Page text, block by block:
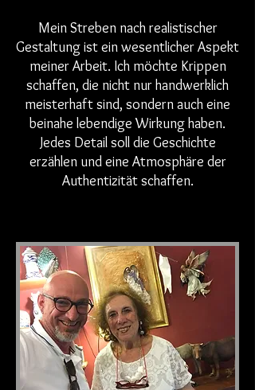
Mein Streben nach realistischer
Gestaltung ist ein wesentlicher Aspekt
meiner Arbeit. Ich möchte Krippen
schaffen, die nicht nur handwerklich
meisterhaft sind, sondern auch eine
beinahe lebendige Wirkung haben.
Jedes Detail soll die Geschichte
erzählen und eine Atmosphäre der
Authentizität schaffen.